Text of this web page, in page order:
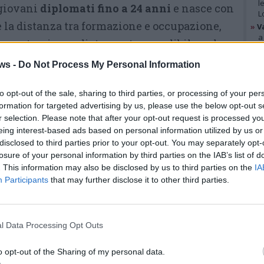
- Do Not Process My Personal Information
opt-out of the sale, sharing to third parties, or processing of your
for targeted advertising by us, please use the below opt-out
selection. Please note that after your opt-out request is processed
interest-based ads based on personal information utilized by us
to third parties prior to your opt-out. You may separately
of your personal information by third parties on the IAB’s list of
This information may also be disclosed by us to third parties on the
Participants that may further disclose it to other third parties.
Data Processing Opt Outs
opt-out of the Sharing of my personal data.
diplomati fino a 24 anni e nasce con
distanza tra formazione e occupazione,
e immediatamente spendibile nel
gestionale, ambito al centro del
tecniche, meccaniche ed elettroniche
e gestionali,formando figure in
coordinare i processi produttivi,
contribuire al miglioramento continuo in
e finanziato da Regione Lombardia ,
in apprendistato retribuito, affiancando
a esperienze dirette in azienda.
ore distribuite nell’arco di un
anno, con un’alternanza
»